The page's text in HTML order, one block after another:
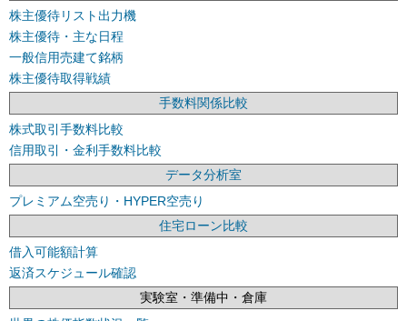
株主優待リスト出力機
株主優待・主な日程
一般信用売建て銘柄
株主優待取得戦績
手数料関係比較
株式取引手数料比較
信用取引・金利手数料比較
データ分析室
プレミアム空売り・HYPER空売り
住宅ローン比較
借入可能額計算
返済スケジュール確認
実験室・準備中・倉庫